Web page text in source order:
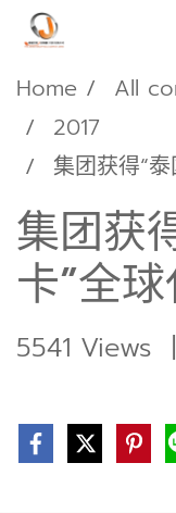
Home All
2017
集团获得“
集团获
卡”全
5541 Views |